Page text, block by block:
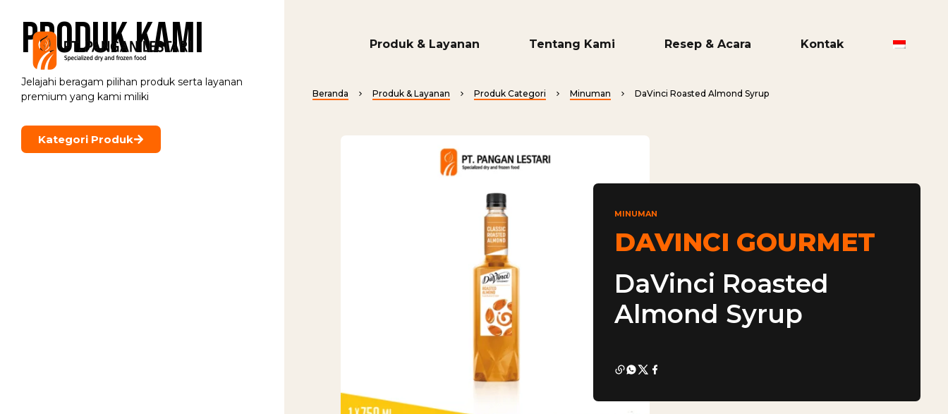
Produk & Layanan Tentang Kami Resep & Acara Kontak
Produk Kami
Jelajahi beragam pilihan produk serta layanan
premium yang kami miliki
Kategori Produk
Beranda Produk & Layanan Produk Categori Minuman DaVinci Roasted Almond Syrup
MINUMAN
DAVINCI GOURMET
DaVinci Roasted
Almond Syrup